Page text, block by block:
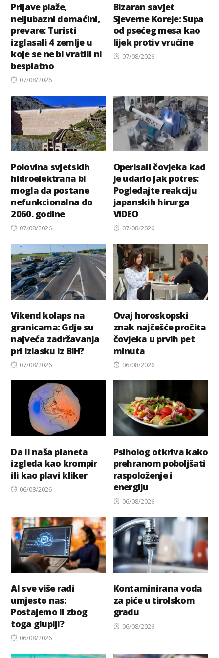
Prljave plaže,
neljubazni domaćini,
prevare: Turisti
izglasali 4 zemlje u
koje se ne bi vratili ni
besplatno
Posted
07/08/2026
Bizaran savjet
Sjeverne Koreje: Supa
od psećeg mesa kao
lijek protiv vrućine
Posted
07/08/2026
Polovina svjetskih
hidroelektrana bi
mogla da postane
nefunkcionalna do
2060. godine
Posted
07/08/2026
Operisali čovjeka kad
je udario jak potres:
Pogledajte reakciju
japanskih hirurga
VIDEO
Posted
07/08/2026
Vikend kolaps na
granicama: Gdje su
najveća zadržavanja
pri izlasku iz BiH?
Posted
07/08/2026
Ovaj horoskopski
znak najčešće pročita
čovjeka u prvih pet
minuta
Posted
06/08/2026
Da li naša planeta
izgleda kao krompir
ili kao plavi kliker
Posted
06/08/2026
Psiholog otkriva kako
prehranom poboljšati
raspoloženje i
energiju
Posted
06/08/2026
AI sve više radi
umjesto nas:
Postajemo li zbog
toga gluplji?
Posted
06/08/2026
Kontaminirana voda
za piće u tirolskom
gradu
Posted
06/08/2026